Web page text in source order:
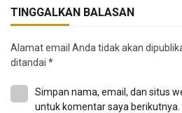
TINGGALKAN BALASAN
Alamat email Anda tidak akan
ditandai *
Simpan nama, email, dan situs
untuk komentar saya berikutnya.